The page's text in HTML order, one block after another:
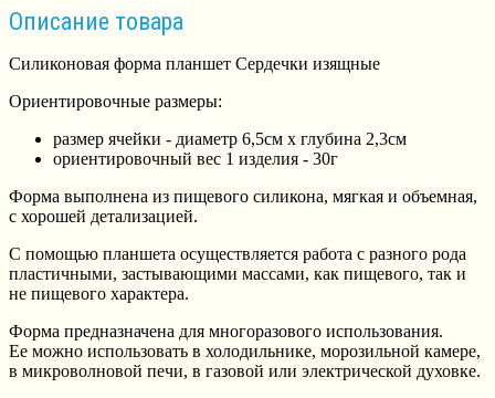
Описание товара
Силиконовая форма планшет Сердечки изящные
Ориентировочные размеры:
размер ячейки - диаметр 6,5см х глубина 2,3см
ориентировочный вес 1 изделия - 30г
Форма выполнена из пищевого силикона, мягкая и объемная,
с хорошей детализацией.
С помощью планшета осуществляется работа с разного рода
пластичными, застывающими массами, как пищевого, так и
не пищевого характера.
Форма предназначена для многоразового использования.
Ее можно использовать в холодильнике, морозильной камере,
в микроволновой печи, в газовой или электрической духовке.